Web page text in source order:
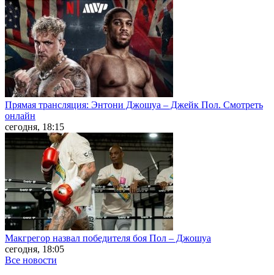
Прямая трансляция: Энтони Джошуа – Джейк Пол. Смотреть
онлайн
сегодня, 18:15
Макгрегор назвал победителя боя Пол – Джошуа
сегодня, 18:05
Все новости